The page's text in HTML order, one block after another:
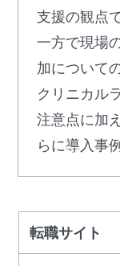
支援の観点
一方で現場
加について
クリニカル
注意点に加
らに導入事
転職サイト